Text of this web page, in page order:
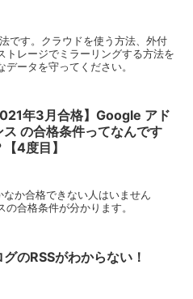
です。クラウドを使う方法、外付
トレージでミラーリングする方法を
ータを守ってください。
年3月合格】Google アド
ス の合格条件ってなんです
4度目】
か合格できない人はいません
合格条件が分かります。
グのRSSがわからない！